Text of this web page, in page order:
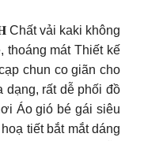
vải kaki không
thoáng mát Thiết kế
chun co giãn cho
dạng, rất dễ phối đồ
Áo gió bé gái siêu
tiết bắt mắt dáng